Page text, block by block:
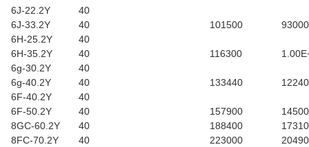
6J-22.2Y
40
6J-33.2Y
40 101500
93000
6H-25.2Y
40
6H-35.2Y
40 116300
6g-30.2Y
40
6g-40.2Y
40 133440
6F-40.2Y
40
6F-50.2Y
40 157900
8GC-60.2Y
40 188400
8FC-70.2Y
40 223000